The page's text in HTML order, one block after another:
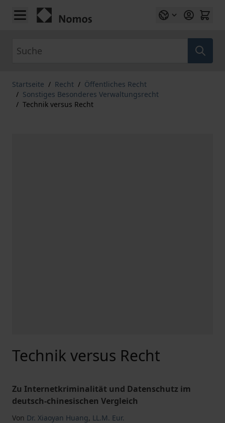
Zum Inhalt springen
Startseite / Recht / Öffentliches Recht
/ Sonstiges Besonderes Verwaltungsrecht
/ Technik versus Recht
Technik versus Recht
Zu Internetkriminalität und Datenschutz im
deutsch-chinesischen Vergleich
Von Dr. Xiaoyan Huang, LL.M. Eur.